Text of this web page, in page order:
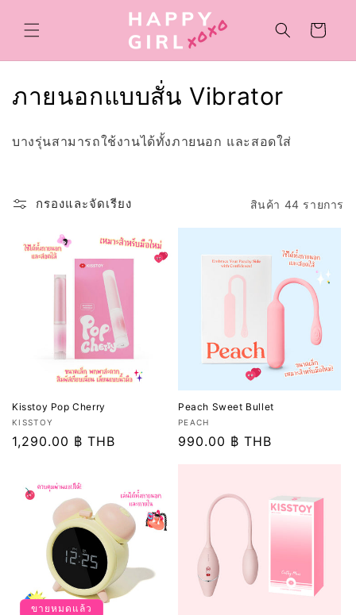
เนื้อหา
สินค้า
ค
ก
ภายนอกแบบสั่น Vibrator
บางรุ่นสามารถใช้งานได้ทั้งภายนอก และสอดใส่
กรองและจัดเรียง สินค้า 44 รายการ
Kisstoy Pop Cherry
เวน
เด
KISSTOY
ราคา
1,290.00 ฿ THB
Peach Sweet Bullet
เวน
เด
PEACH
ราคา
990.00 ฿ THB
ขายหมดแล้ว